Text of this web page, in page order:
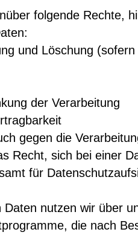
folgende Rechte,
und Löschung
der Verarbeitung
gegen die
Recht, sich bei einer
für
Daten nutzen wir über
die nach